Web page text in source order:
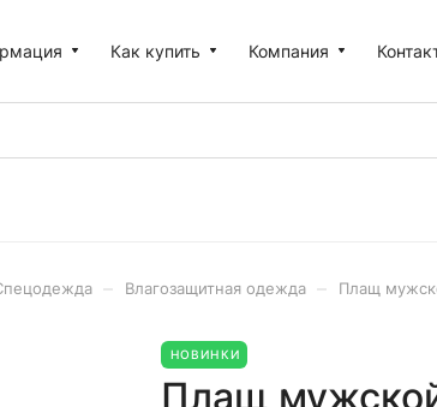
Как купить Компания
Влагозащитная одежда Плащ
НОВИНКИ
Плащ